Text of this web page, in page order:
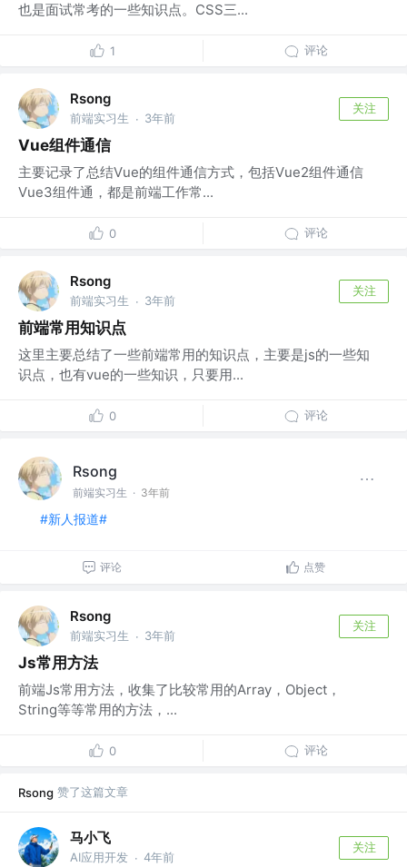
也是面试常考的一些知识点。CSS三...
1 评论
Rsong
前端实习生 · 3年前
关注
Vue组件通信
主要记录了总结Vue的组件通信方式，包括Vue2组件通信
Vue3组件通，都是前端工作常...
0 评论
Rsong
前端实习生 · 3年前
关注
前端常用知识点
这里主要总结了一些前端常用的知识点，主要是js的一些知
识点，也有vue的一些知识，只要用...
0 评论
Rsong
前端实习生 · 3年前
#新人报道#
评论 点赞
Rsong
前端实习生 · 3年前
关注
Js常用方法
前端Js常用方法，收集了比较常用的Array，Object，
String等等常用的方法，...
0 评论
Rsong 赞了这篇文章
马小飞
AI应用开发 · 4年前
关注